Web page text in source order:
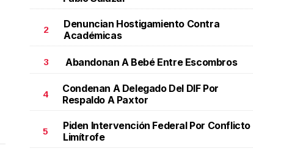
Una emotiva jubilación en educación especial.Una
emotiva jubilación en educación especial
2
Denuncian Hostigamiento Contra
Académicas
3 Abandonan A Bebé Entre Escombros
4
Condenan A Delegado Del DIF Por
Respaldo A Paxtor
5
Piden Intervención Federal Por Conflicto
Limítrofe